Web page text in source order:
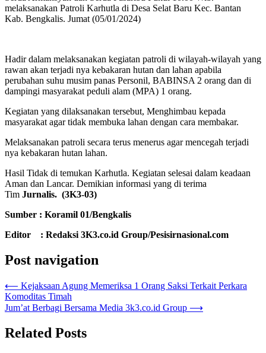
melaksanakan Patroli Karhutla di Desa Selat Baru Kec. Bantan
Kab. Bengkalis. Jumat (05/01/2024)
Hadir dalam melaksanakan kegiatan patroli di wilayah-wilayah yang
rawan akan terjadi nya kebakaran hutan dan lahan apabila
perubahan suhu musim panas Personil, BABINSA 2 orang dan di
dampingi masyarakat peduli alam (MPA) 1 orang.
Kegiatan yang dilaksanakan tersebut, Menghimbau kepada
masyarakat agar tidak membuka lahan dengan cara membakar.
Melaksanakan patroli secara terus menerus agar mencegah terjadi
nya kebakaran hutan lahan.
Hasil Tidak di temukan Karhutla. Kegiatan selesai dalam keadaan
Aman dan Lancar. Demikian informasi yang di terima
Tim Jurnalis. (3K3-03)
Sumber : Koramil 01/Bengkalis
Editor : Redaksi 3K3.co.id Group/Pesisirnasional.com
Post navigation
⟵ Kejaksaan Agung Memeriksa 1 Orang Saksi Terkait Perkara
Komoditas Timah
Jum’at Berbagi Bersama Media 3k3.co.id Group ⟶
Related Posts